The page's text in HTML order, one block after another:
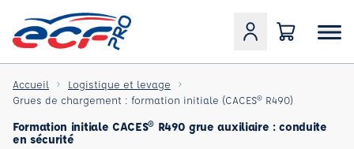
Accueil
Logistique et levage
Grues de chargement : formation initiale (CACES® R490)
Formation initiale CACES® R490 grue auxiliaire : conduite
en sécurité